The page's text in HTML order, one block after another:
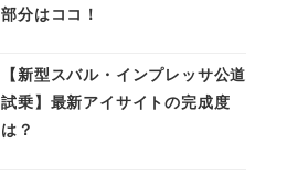
部分はココ！
【新型スバル・インプレッサ公道
試乗】最新アイサイトの完成度
は？